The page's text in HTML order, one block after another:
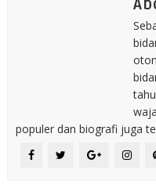
populer dan biografi juga